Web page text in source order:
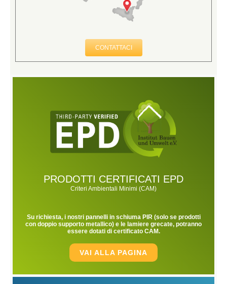
CONTATTACI
PRODOTTI CERTIFICATI EPD
Criteri Ambientali Minimi (CAM)
Su richiesta, i nostri pannelli in schiuma PIR (solo se prodotti
con doppio supporto metallico) e le lamiere grecate, potranno
essere dotati di certificato CAM.
VAI ALLA PAGINA